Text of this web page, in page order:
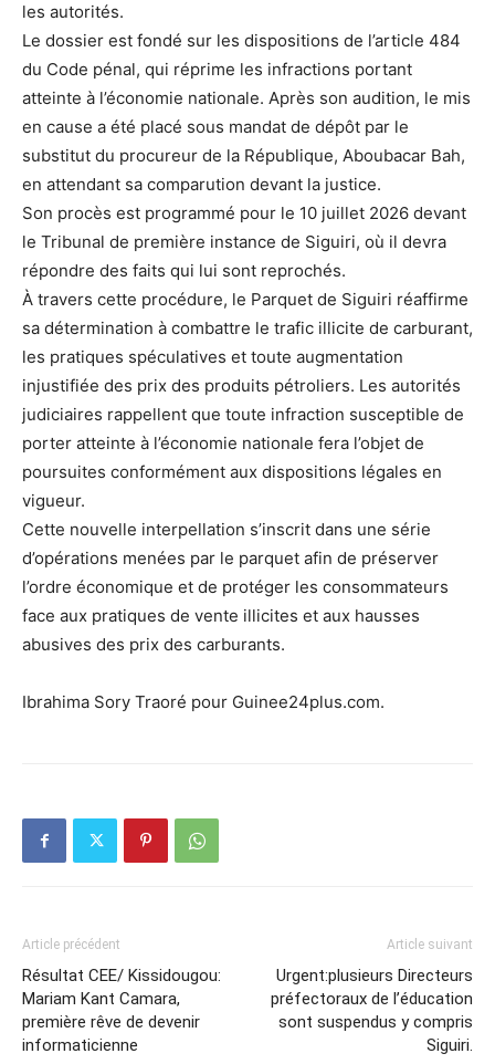
les autorités.
Le dossier est fondé sur les dispositions de l’article 484
du Code pénal, qui réprime les infractions portant
atteinte à l’économie nationale. Après son audition, le mis
en cause a été placé sous mandat de dépôt par le
substitut du procureur de la République, Aboubacar Bah,
en attendant sa comparution devant la justice.
Son procès est programmé pour le 10 juillet 2026 devant
le Tribunal de première instance de Siguiri, où il devra
répondre des faits qui lui sont reprochés.
À travers cette procédure, le Parquet de Siguiri réaffirme
sa détermination à combattre le trafic illicite de carburant,
les pratiques spéculatives et toute augmentation
injustifiée des prix des produits pétroliers. Les autorités
judiciaires rappellent que toute infraction susceptible de
porter atteinte à l’économie nationale fera l’objet de
poursuites conformément aux dispositions légales en
vigueur.
Cette nouvelle interpellation s’inscrit dans une série
d’opérations menées par le parquet afin de préserver
l’ordre économique et de protéger les consommateurs
face aux pratiques de vente illicites et aux hausses
abusives des prix des carburants.
Ibrahima Sory Traoré pour Guinee24plus.com.
Article précédent
Résultat CEE/ Kissidougou:
Mariam Kant Camara,
première rêve de devenir
informaticienne
Article suivant
Urgent:plusieurs Directeurs
préfectoraux de l’éducation
sont suspendus y compris
Siguiri.